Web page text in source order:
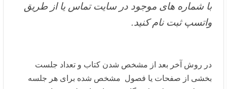
با شماره های موجود در سایت تماس یا از طریق
واتسپ ثبت نام کنید.
در روش آخر بعد از مشخص شدن کتاب و تعداد جلست
بخشی از صفحات یا فصول مشخص شده برای هر جلسه